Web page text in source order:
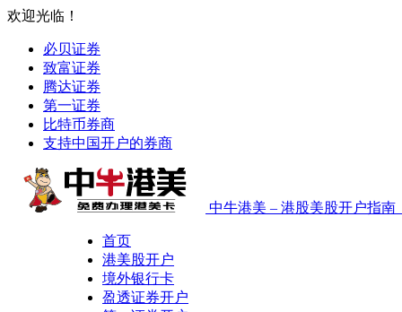
欢迎光临！
必贝证券
致富证券
腾达证券
第一证券
比特币券商
支持中国开户的券商
中牛港美 – 港股美股开户指
首页
港美股开户
境外银行卡
盈透证券开户